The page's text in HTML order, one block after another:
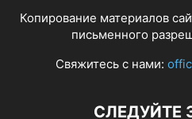
Копирование материалов
письменного
Свяжитесь с нами:
СЛЕДУЙТЕ